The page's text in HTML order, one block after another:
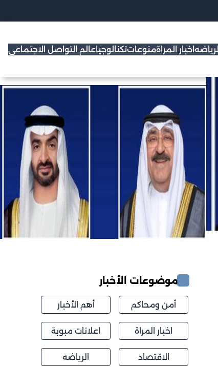
الرياضه اخبار المراةمنوعاتتكنالوجياعالم التواصل الاجتماعي
موضوعات الأخبار
أمن ومحاكم أهم الأخبار
اخبار المراة اعلانات مبوبة
الاقتصاد الرياضه